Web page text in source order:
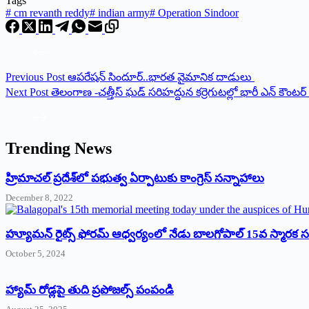
# cm revanth reddy# indian army# Operation Sindoor
Previous Post ఆపరేషన్ సిందూర్..భారత వైమానిక దాడులు
Next Post తెలంగాణ -చత్తీస్ ఘడ్ సరిహద్దున కర్రెగుటల్లో భారీ ఎన్ కౌంటర్
Trending News
‌హ్రిమాచల్‌ ‌ప్రదేశ్‌లో పభుత్వ ఏర్పాటుకు కాంగ్రెస్‌ ‌సన్నాహాలు
December 8, 2022
హ్యూమన్‌ రైట్స్‌ ఫోరమ్‌ ఆధ్వర్యంలో నేడు బాలగోపాల్‌ 15వ స్మారక
October 5, 2024
హ్యామ్‌ రోడ్లపై తుది ప్రపోజల్స్‌ పంపండి